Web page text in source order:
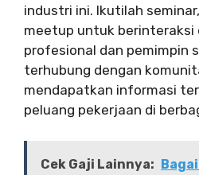
industri ini. Ikutilah
meetup untuk berinteraksi
profesional dan pemimpin
terhubung dengan
mendapatkan informasi
peluang pekerjaan di
Cek Gaji Lainnya: